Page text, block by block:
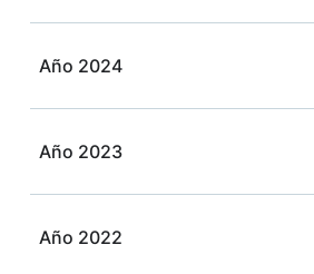
Año 2024
Año 2023
Año 2022